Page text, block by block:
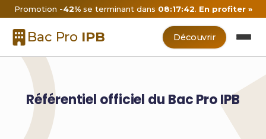
Promotion -42%se terminant dans 08:17:42. En profiter »
Bac Pro IPB Découvrir
Référentiel officiel du Bac Pro IPB